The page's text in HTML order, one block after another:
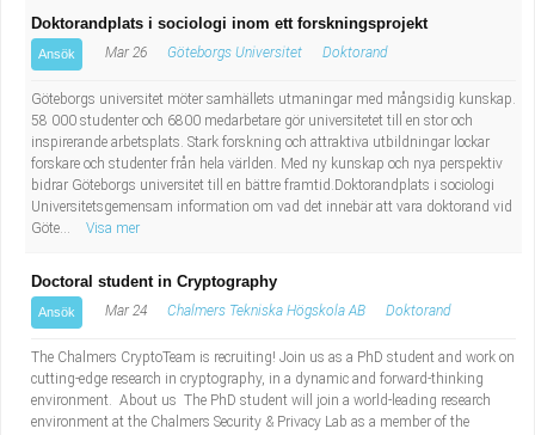
Doktorandplats i sociologi inom ett forskningsprojekt
Ansök Mar 26 Göteborgs Universitet Doktorand
Göteborgs universitet möter samhällets utmaningar med mångsidig kunskap.
58 000 studenter och 6800 medarbetare gör universitetet till en stor och
inspirerande arbetsplats. Stark forskning och attraktiva utbildningar lockar
forskare och studenter från hela världen. Med ny kunskap och nya perspektiv
bidrar Göteborgs universitet till en bättre framtid.Doktorandplats i sociologi
Universitetsgemensam information om vad det innebär att vara doktorand vid
Göte...
Visa mer
Doctoral student in Cryptography
Ansök Mar 24 Chalmers Tekniska Högskola AB Doktorand
The Chalmers CryptoTeam is recruiting! Join us as a PhD student and work on
cutting-edge research in cryptography, in a dynamic and forward-thinking
environment. About us The PhD student will join a world-leading research
environment at the Chalmers Security & Privacy Lab as a member of the